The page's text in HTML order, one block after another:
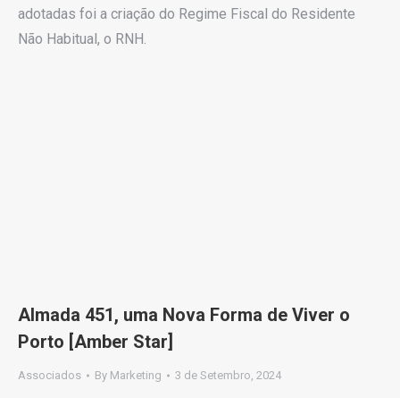
adotadas foi a criação do Regime Fiscal do Residente
Não Habitual, o RNH.
Almada 451, uma Nova Forma de Viver o
Porto [Amber Star]
Associados By Marketing 3 de Setembro, 2024